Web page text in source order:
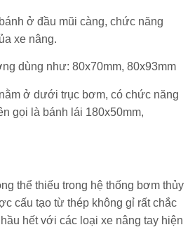
ở đầu mũi càng, chức năng
xe nâng.
dùng như: 80x70mm, 80x93mm
nằm ở dưới trục bơm, có chức năng
gọi là bánh lái 180x50mm,
thể thiếu trong hệ thống bơm thủy
cấu tạo từ thép không gỉ rất chắc
hết với các loại xe nâng tay hiện